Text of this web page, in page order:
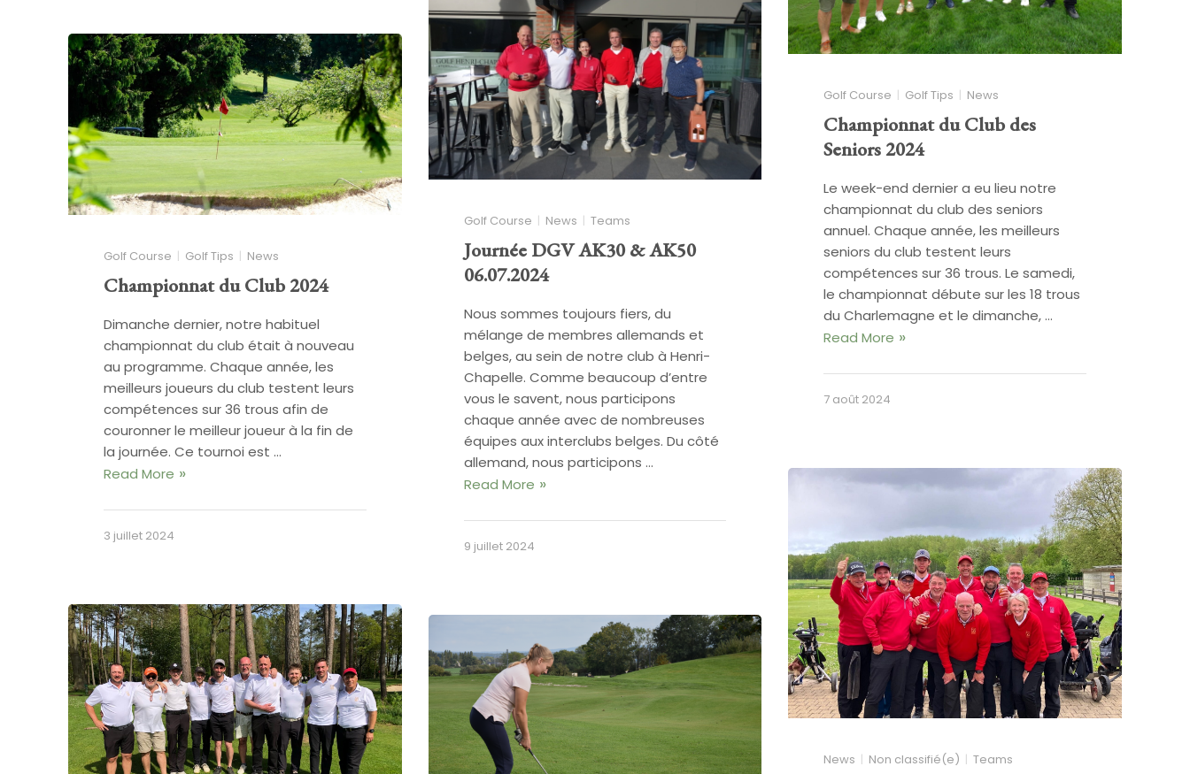
Golf Course Golf Tips News
Championnat du Club des
Seniors 2024
Le week-end dernier a eu lieu notre
championnat du club des seniors
annuel. Chaque année, les meilleurs
seniors du club testent leurs
compétences sur 36 trous. Le samedi,
le championnat débute sur les 18 trous
du Charlemagne et le dimanche, …
Read More
7 août 2024
Golf Course News Teams
Journée DGV AK30 & AK50
06.07.2024
Nous sommes toujours fiers, du
mélange de membres allemands et
belges, au sein de notre club à Henri-
Chapelle. Comme beaucoup d’entre
vous le savent, nous participons
chaque année avec de nombreuses
équipes aux interclubs belges. Du côté
allemand, nous participons …
Read More
9 juillet 2024
Golf Course Golf Tips News
Championnat du Club 2024
Dimanche dernier, notre habituel
championnat du club était à nouveau
au programme. Chaque année, les
meilleurs joueurs du club testent leurs
compétences sur 36 trous afin de
couronner le meilleur joueur à la fin de
la journée. Ce tournoi est …
Read More
3 juillet 2024
News Non classifié(e) Teams